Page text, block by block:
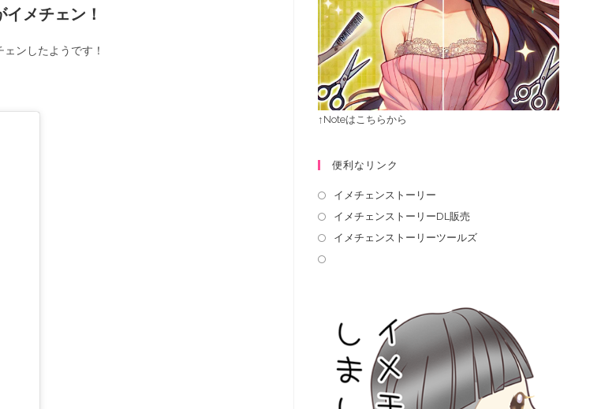
メチェン！
ンしたようです！
↑Noteはこちらから
便利なリンク
イメチェンストーリー
イメチェンストーリーDL販売
イメチェンストーリーツールズ